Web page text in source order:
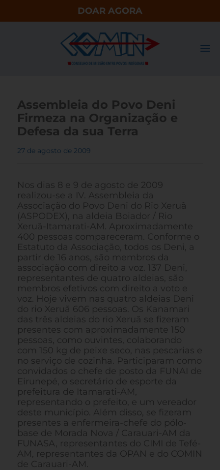
DOAR AGORA
Assembleia do Povo Deni
Firmeza na Organização e
Defesa da sua Terra
27 de agosto de 2009
Nos dias 8 e 9 de agosto de 2009
realizou-se a IV. Assembleia da
Associação do Povo Deni do Rio Xeruã
(ASPODEX), na aldeia Boiador / Rio
Xeruã-Itamarati-AM. Aproximadamente
400 pessoas compareceram. Conforme o
Estatuto da Associação, todos os Deni, a
partir de 16 anos, são membros da
associação com direito a voz. 137 Deni,
representantes de quatro aldeias, são
membros efetivos com direito a voto e
voz. Hoje vivem nas quatro aldeias Deni
do rio Xeruã 606 pessoas. Os Kanamari
das três aldeias do rio Xeruã se fizeram
presentes com aproximadamente 150
pessoas, como ouvintes, colaborando
com 150 kg de peixe seco, nas pescarias e
no serviço de cozinha. Participaram como
convidados o chefe de posto da FUNAI de
Eirunepé, o secretário de esporte da
prefeitura de Itamarati-AM,
representando o prefeito, e um vereador
deste município. Além disso, se fizeram
presentes a enfermeira-chefe do pólo-
base de Morada Nova / Carauari-AM da
FUNASA, representantes do CIMI de Tefé-
AM, representantes da OPAN e do COMIN
de Carauari-AM.